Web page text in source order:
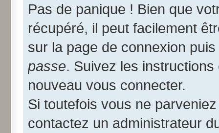
Pas de panique ! Bien que
récupéré, il peut facilement
sur la page de connexion
passe. Suivez les
nouveau vous connecter.
Si toutefois vous ne
contactez un administrateur